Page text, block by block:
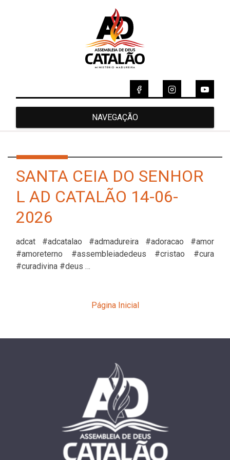
NAVEGAÇÃO
SANTA CEIA DO SENHOR
L AD CATALÃO 14-06-
2026
adcat #adcatalao #admadureira #adoracao #amor
#amoreterno #assembleiadedeus #cristao #cura
#curadivina #deus …
Página Inicial